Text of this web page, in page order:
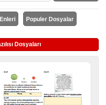
Populer Dosyalar
Dosyaları